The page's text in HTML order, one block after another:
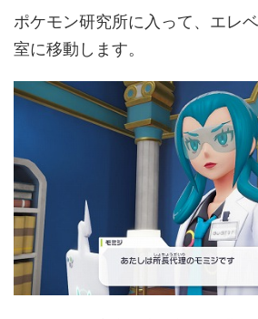
ポケモン研究所に入って、エレ
室に移動します。